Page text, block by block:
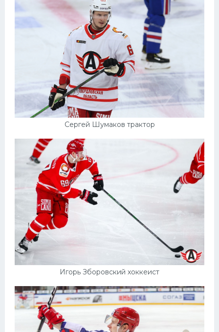
Сергей Шумаков трактор
Игорь Зборовский хоккеист